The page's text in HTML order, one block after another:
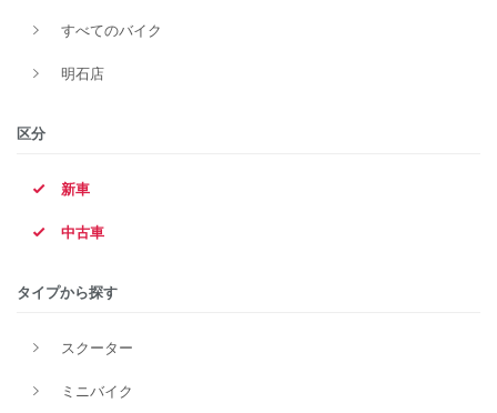
すべてのバイク
明石店
区分
新車
中古車
タイプから探す
スクーター
ミニバイク
新車
タイプ
価格